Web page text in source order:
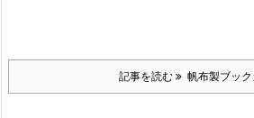
記事を読む 帆布製ブッ